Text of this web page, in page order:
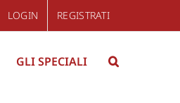
LOGIN REGISTRATI
GLI SPECIALI